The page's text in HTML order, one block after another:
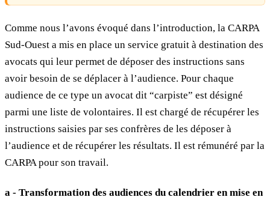
Comme nous l’avons évoqué dans l’introduction, la CARPA
Sud-Ouest a mis en place un service gratuit à destination des
avocats qui leur permet de déposer des instructions sans
avoir besoin de se déplacer à l’audience. Pour chaque
audience de ce type un avocat dit “carpiste” est désigné
parmi une liste de volontaires. Il est chargé de récupérer les
instructions saisies par ses confrères de les déposer à
l’audience et de récupérer les résultats. Il est rémunéré par la
CARPA pour son travail.
a - Transformation des audiences du calendrier en mise en